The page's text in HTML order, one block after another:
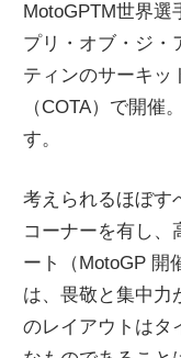
MotoGPTM世界選
プリ・オブ・ジ・
ティンのサーキッ
（COTA）で開催
す。
考えられるほぼす
コーナーを有し、
ート（MotoGP 開
は、畏敬と集中力
のレイアウトはタ